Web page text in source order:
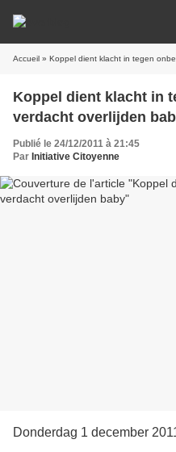
Accueil » Koppel dient klacht in tegen
Koppel dient klacht in
verdacht overlijden
Publié le 24/12/2011 à 21:45
Par Initiative Citoyenne
Donderdag 1 december